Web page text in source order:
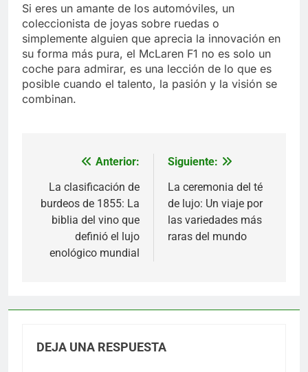
Si eres un amante de los automóviles, un
coleccionista de joyas sobre ruedas o
simplemente alguien que aprecia la innovación en
su forma más pura, el McLaren F1 no es solo un
coche para admirar, es una lección de lo que es
posible cuando el talento, la pasión y la visión se
combinan.
Navegación
de
entradas
Anterior:
La clasificación de
burdeos de 1855: La
biblia del vino que
definió el lujo
enológico mundial
Siguiente:
La ceremonia del té
de lujo: Un viaje por
las variedades más
raras del mundo
DEJA UNA RESPUESTA